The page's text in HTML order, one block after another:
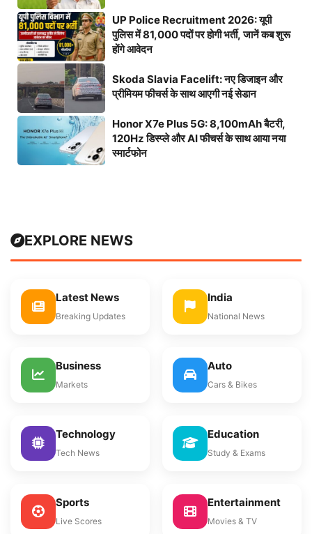
UP Police Recruitment 2026: यूपी
पुलिस में 81,000 पदों पर होगी भर्ती, जानें कब शुरू
होंगे आवेदन
Skoda Slavia Facelift: नए डिजाइन और
प्रीमियम फीचर्स के साथ आएगी नई सेडान
Honor X7e Plus 5G: 8,100mAh बैटरी,
120Hz डिस्प्ले और AI फीचर्स के साथ आया नया
स्मार्टफोन
EXPLORE NEWS
Latest News
Breaking Updates
India
National News
Business
Markets
Auto
Cars & Bikes
Technology
Tech News
Education
Study & Exams
Sports
Live Scores
Entertainment
Movies & TV